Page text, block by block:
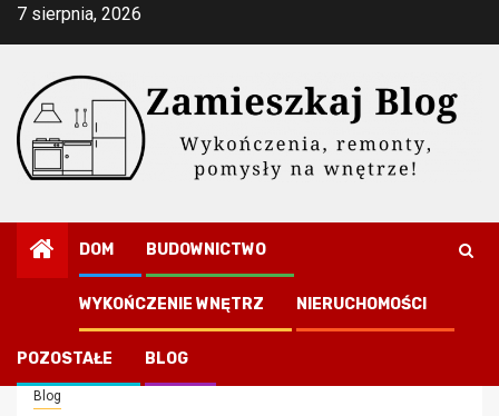
Przejdź
7 sierpnia, 2026
DOM BUDOWNICTWO
WYKOŃCZENIE WNĘTRZ NIERUCHOMOŚCI
POZOSTAŁE BLOG
Strona główna
Jakie są główne powody zatrudnienia prywatnego detektywa?
Blog